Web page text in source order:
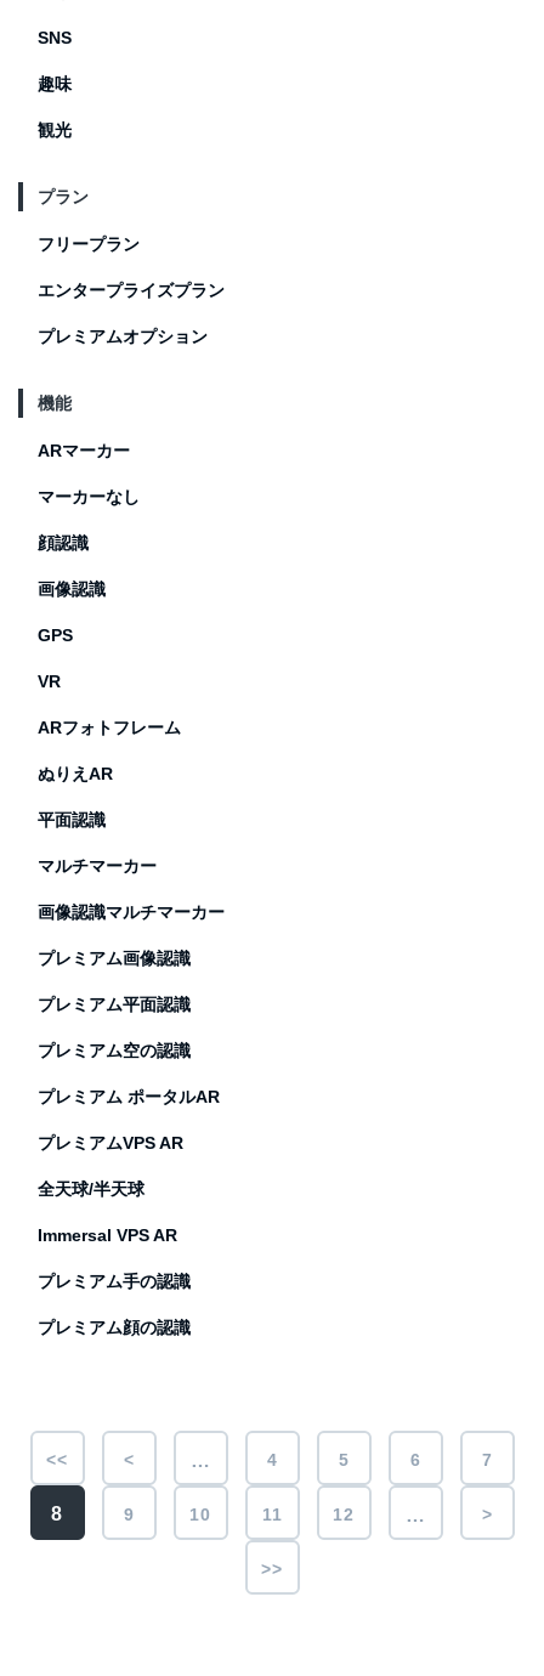
SNS
趣味
観光
プラン
フリープラン
エンタープライズプラン
プレミアムオプション
機能
ARマーカー
マーカーなし
顔認識
画像認識
GPS
VR
ARフォトフレーム
ぬりえAR
平面認識
マルチマーカー
画像認識マルチマーカー
プレミアム画像認識
プレミアム平面認識
プレミアム空の認識
プレミアム ポータルAR
プレミアムVPS AR
全天球/半天球
Immersal VPS AR
プレミアム手の認識
プレミアム顔の認識
<< < … 4 5 6 7
8 9 10 11 12 … >
>>